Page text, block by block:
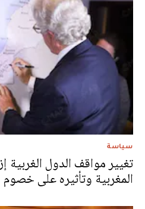
سياسة
تغيير مواقف الدول الغربية
المغربية وتأثيره على خصوم